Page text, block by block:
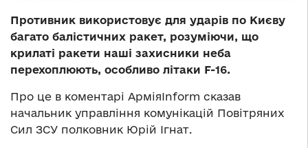
Противник використовує для ударів по Києву
багато балістичних ракет, розуміючи, що
крилаті ракети наші захисники неба
перехоплюють, особливо літаки F-16.
Про це в коментарі АрміяInform сказав
начальник управління комунікацій Повітряних
Сил ЗСУ полковник Юрій Ігнат.